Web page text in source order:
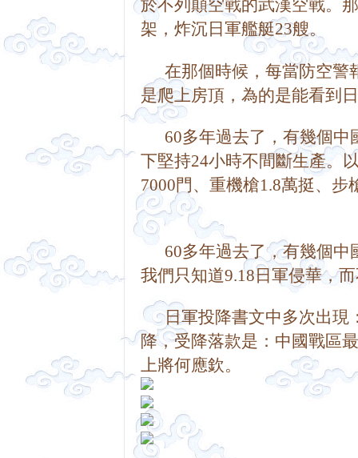
於不列顛空戰的武漢空戰。
架，炸沉日軍艦艇23艘
在那個時候，每當防空警
是爬上房頂，為的是能看
60多年過去了，有幾個中
下堅持24小時不間斷生產。
7000門、重機槍1.8萬挺、
60多年過去了，有幾個中
我們只知道9.18日軍侵華，
日軍投降書文中多次出現
降，受降落款是：中國戰區
上將何應欽。